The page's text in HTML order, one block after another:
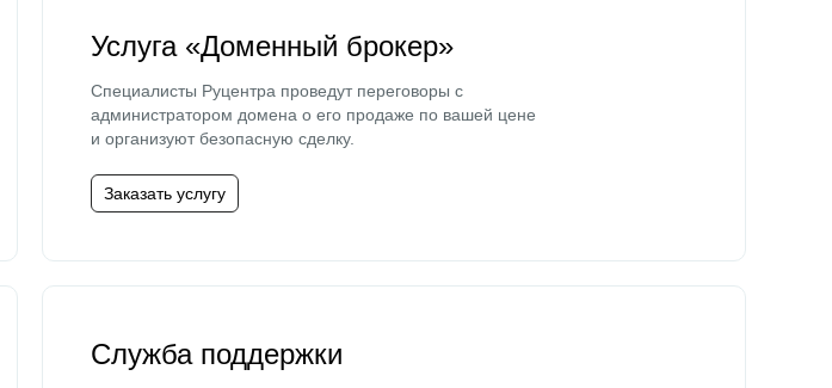
Услуга «Доменный брокер»
Специалисты Руцентра проведут переговоры с
администратором домена о его продаже по вашей цене
и организуют безопасную сделку.
Заказать услугу
Служба поддержки